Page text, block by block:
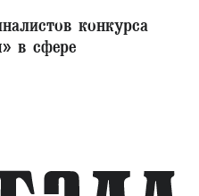
конкурса
в сфере